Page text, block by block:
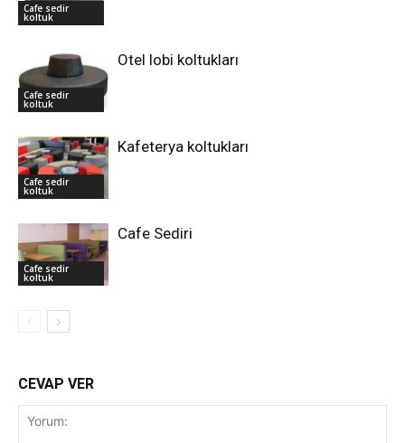
Cafe sedir
koltuk
Cafe sedir
koltuk
Otel lobi koltukları
Cafe sedir
koltuk
Kafeterya koltukları
Cafe sedir
koltuk
Cafe Sediri
CEVAP VER